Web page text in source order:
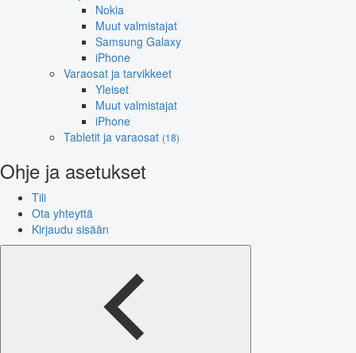
Nokia
Muut valmistajat
Samsung Galaxy
iPhone
Varaosat ja tarvikkeet
Yleiset
Muut valmistajat
iPhone
Tabletit ja varaosat (18)
Ohje ja asetukset
Tili
Ota yhteyttä
Kirjaudu sisään